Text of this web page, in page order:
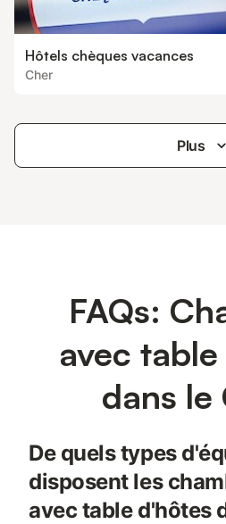
Hôtels chèques vacances
Cher
Plus
FAQs:
avec table
dans le
De quels types
disposent les
avec table d'hôtes